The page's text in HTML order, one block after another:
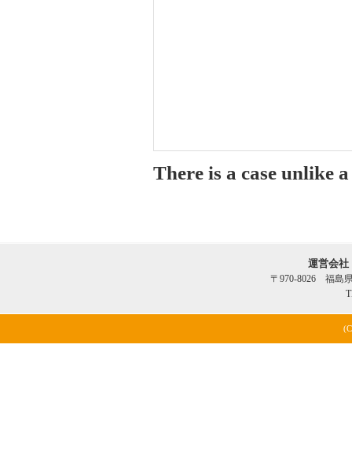
There is a case unlike
運営会
〒970-8026 福島